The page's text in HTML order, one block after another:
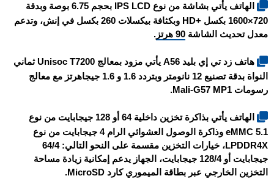
الهاتف يأتي بشاشة من نوع IPS LCD بحجم 6.75 بوصة وبدقة
720×1600 بكسل +HD وبكثافة بيكسلات 260 بكسل في إنش، وتدعم
معدل تحديث الشاشة 90 هرتز .
هاتف زد تي إي بليد A56
يأتي مزود بمعالج Unisoc T7200 ثماني
النواة بدقة تصنيع 12 نانومتر وبتردد 1.6 و 1.6 جيجاهرتز مع معالج
رسومات Mali-G57 MP1.
الهاتف يأتي بذاكرة تخزين داخلية 64 أو 128 جيجابايت من نوع
eMMC 5.1 وذاكرة الوصول العشوائي الرام 4 جيجابايت من نوع
LPDDR4X، خيارات التخزين مقسمة على النحو التالي: 64/4
جيجابايت أو 128/4 جيجابايت، الجهاز يدعم إمكانية زيادة مساحة
التخزين الخارجي عبر بطاقة الميموري كارد MicroSD.